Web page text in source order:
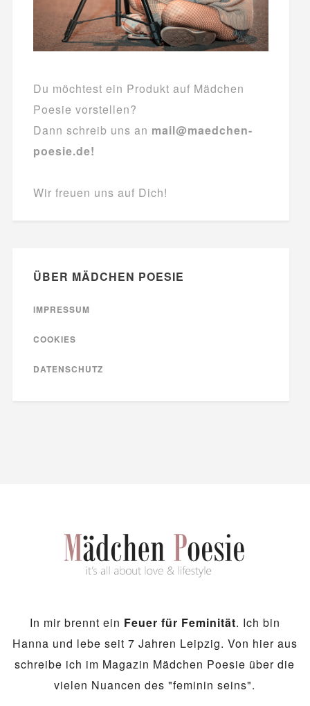
Du möchtest ein Produkt auf Mädchen
Poesie vorstellen?
Dann schreib uns an mail@maedchen-
poesie.de!
Wir freuen uns auf Dich!
ÜBER MÄDCHEN POESIE
IMPRESSUM
COOKIES
DATENSCHUTZ
In mir brennt ein Feuer für Feminität. Ich bin
Hanna und lebe seit 7 Jahren Leipzig. Von hier aus
schreibe ich im Magazin Mädchen Poesie über die
vielen Nuancen des "feminin seins".